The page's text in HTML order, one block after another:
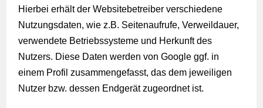
Hierbei erhält der Websitebetreiber verschiedene
Nutzungsdaten, wie z.B. Seitenaufrufe, Verweildauer,
verwendete Betriebssysteme und Herkunft des
Nutzers. Diese Daten werden von Google ggf. in
einem Profil zusammengefasst, das dem jeweiligen
Nutzer bzw. dessen Endgerät zugeordnet ist.